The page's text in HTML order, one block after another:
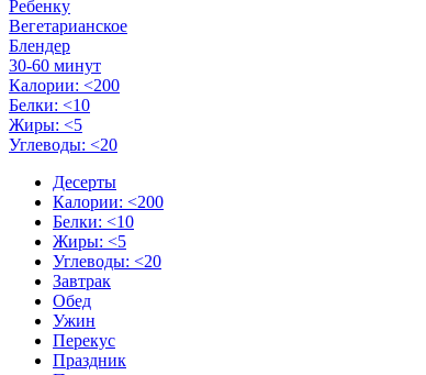
Ребенку
Вегетарианское
Блендер
30-60 минут
Калории: <200
Белки: <10
Жиры: <5
Углеводы: <20
Десерты
Калории: <200
Белки: <10
Жиры: <5
Углеводы: <20
Завтрак
Обед
Ужин
Перекус
Праздник